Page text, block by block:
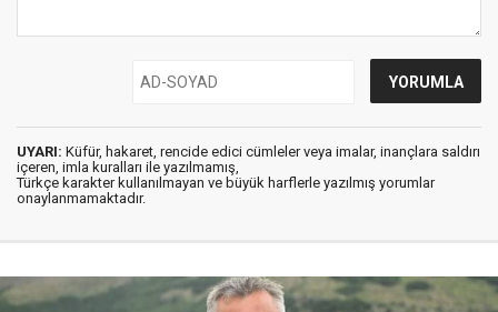
UYARI: Küfür, hakaret, rencide edici cümleler veya imalar, inançlara saldırı
içeren, imla kuralları ile yazılmamış,
Türkçe karakter kullanılmayan ve büyük harflerle yazılmış yorumlar
onaylanmamaktadır.